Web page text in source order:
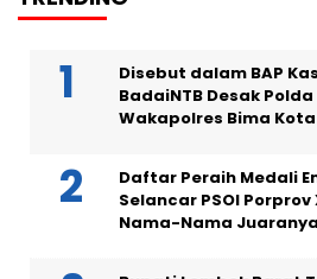
Disebut dalam BAP
BadaiNTB Desak Polda
Wakapolres Bima
Daftar Peraih Medali
Selancar PSOI Porprov
Nama-Nama Juaranya